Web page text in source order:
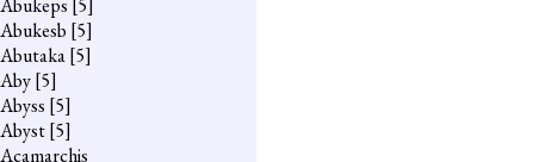
Abukeps [5]
Abukesb [5]
Abutaka[5]
Aby[5]
Abyss [5]
Abyst[5]
Acamarchis